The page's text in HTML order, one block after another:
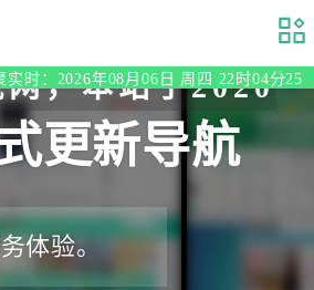
实时：2026年08月06日 周四 22时04分26
于2020年初立至
更新导航
体验。